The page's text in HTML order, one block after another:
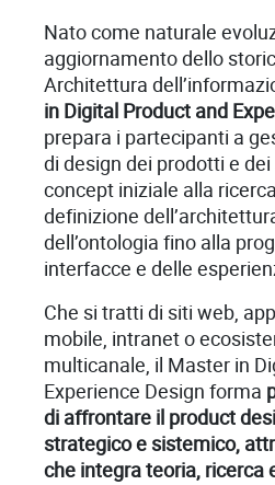
Nato come naturale
aggiornamento dello
Architettura
in Digital Product and
prepara i partecipanti a
di design dei prodotti e
concept iniziale alla
definizione
dell’ontologia fino alla
interfacce e delle
Che si tratti di siti web,
mobile, intranet o
multicanale, il Master in
Experience Design forma
di affrontare il product
strategico e sistemico,
che integra teoria, ricerca